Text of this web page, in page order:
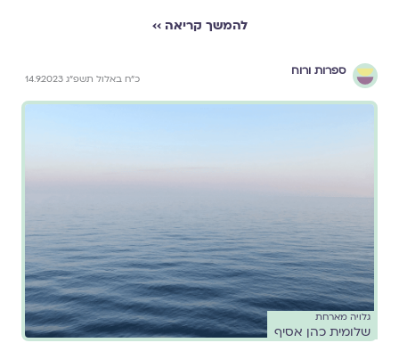
להמשך קריאה ››
ספרות ורוח
כ״ח באלול תשפ״ג 14.9.2023
גלויה מארחת
שלומית כהן אסיף